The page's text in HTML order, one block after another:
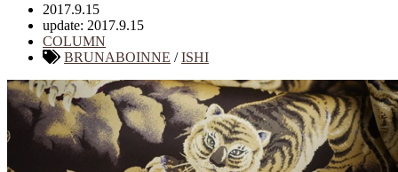
2017.9.15
update: 2017.9.15
COLUMN
BRUNABOINNE /ISHI